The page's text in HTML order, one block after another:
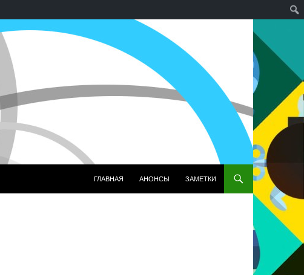
ГЛАВНАЯ
АНОНСЫ ЗАМЕТКИ